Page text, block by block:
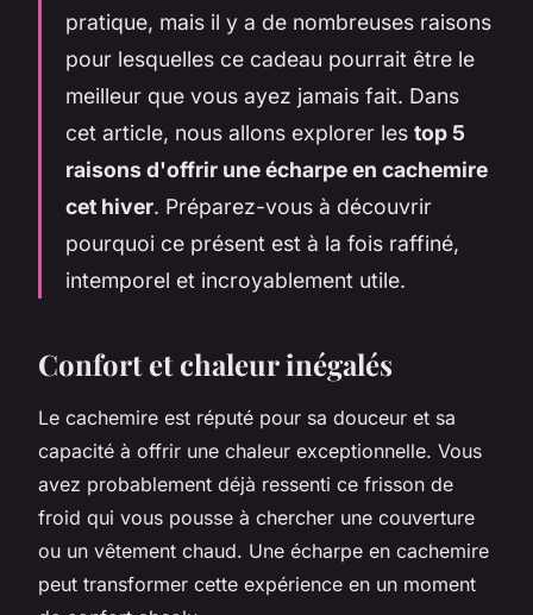
pratique, mais il y a de nombreuses raisons
pour lesquelles ce cadeau pourrait être le
meilleur que vous ayez jamais fait. Dans
cet article, nous allons explorer les top 5
raisons d'offrir une écharpe en cachemire
cet hiver. Préparez-vous à découvrir
pourquoi ce présent est à la fois raffiné,
intemporel et incroyablement utile.
Confort et chaleur inégalés
Le cachemire est réputé pour sa douceur et sa
capacité à offrir une chaleur exceptionnelle. Vous
avez probablement déjà ressenti ce frisson de
froid qui vous pousse à chercher une couverture
ou un vêtement chaud. Une écharpe en cachemire
peut transformer cette expérience en un moment